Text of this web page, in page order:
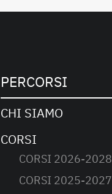
PERCORSI
CHI SIAMO
CORSI
CORSI 2026-2028
CORSI 2025-2027